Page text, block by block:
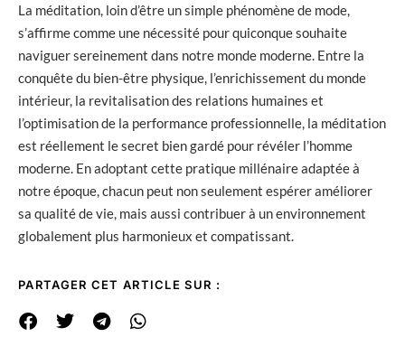
La méditation, loin d’être un simple phénomène de mode,
s’affirme comme une nécessité pour quiconque souhaite
naviguer sereinement dans notre monde moderne. Entre la
conquête du bien-être physique, l’enrichissement du monde
intérieur, la revitalisation des relations humaines et
l’optimisation de la performance professionnelle, la méditation
est réellement le secret bien gardé pour révéler l’homme
moderne. En adoptant cette pratique millénaire adaptée à
notre époque, chacun peut non seulement espérer améliorer
sa qualité de vie, mais aussi contribuer à un environnement
globalement plus harmonieux et compatissant.
PARTAGER CET ARTICLE SUR :